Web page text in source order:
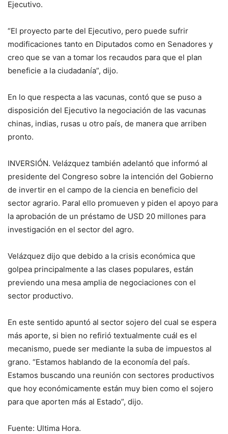
Ejecutivo.
“El proyecto parte del Ejecutivo, pero puede sufrir
modificaciones tanto en Diputados como en Senadores y
creo que se van a tomar los recaudos para que el plan
beneficie a la ciudadanía”, dijo.
En lo que respecta a las vacunas, contó que se puso a
disposición del Ejecutivo la negociación de las vacunas
chinas, indias, rusas u otro país, de manera que arriben
pronto.
INVERSIÓN. Velázquez también adelantó que informó al
presidente del Congreso sobre la intención del Gobierno
de invertir en el campo de la ciencia en beneficio del
sector agrario. Paral ello promueven y piden el apoyo para
la aprobación de un préstamo de USD 20 millones para
investigación en el sector del agro.
Velázquez dijo que debido a la crisis económica que
golpea principalmente a las clases populares, están
previendo una mesa amplia de negociaciones con el
sector productivo.
En este sentido apuntó al sector sojero del cual se espera
más aporte, si bien no refirió textualmente cuál es el
mecanismo, puede ser mediante la suba de impuestos al
grano. “Estamos hablando de la economía del país.
Estamos buscando una reunión con sectores productivos
que hoy económicamente están muy bien como el sojero
para que aporten más al Estado”, dijo.
Fuente: Ultima Hora.